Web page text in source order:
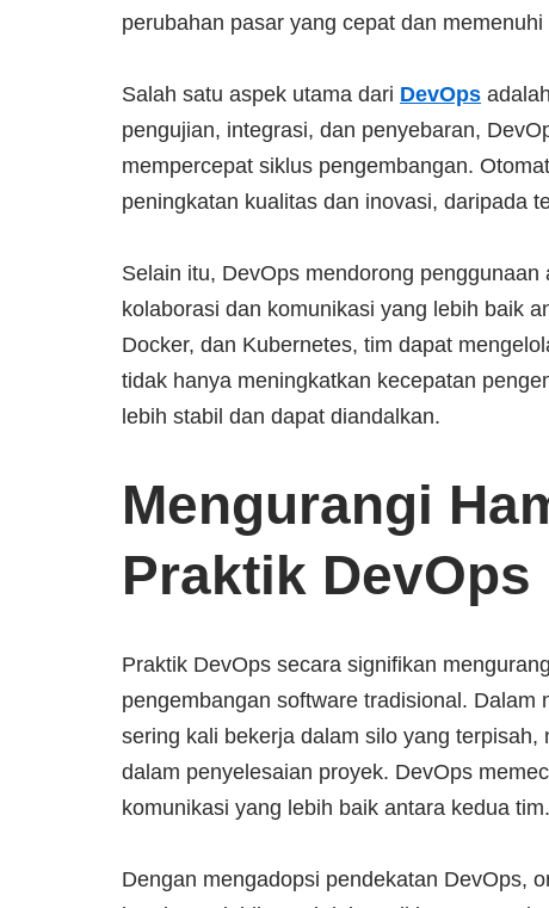
perubahan pasar yang cepat dan
Salah satu aspek utama dari DevOps
pengujian, integrasi, dan penyebaran,
mempercepat siklus pengembangan.
peningkatan kualitas dan inovasi, daripada
Selain itu, DevOps mendorong
kolaborasi dan komunikasi yang lebih baik
Docker, dan Kubernetes, tim dapat
tidak hanya meningkatkan kecepatan
lebih stabil dan dapat diandalkan.
Mengurangi
Praktik DevOps
Praktik DevOps secara signifikan
pengembangan software tradisional. Dalam
sering kali bekerja dalam silo yang
dalam penyelesaian proyek. DevOps
komunikasi yang lebih baik antara kedua tim.
Dengan mengadopsi pendekatan DevOps,